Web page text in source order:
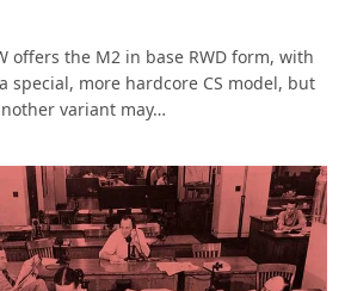
offers the M2 in base RWD form, with
special, more hardcore CS model, but
variant may…